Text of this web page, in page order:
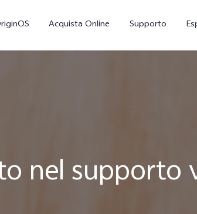
Acquista Online Supporto
nel supporto